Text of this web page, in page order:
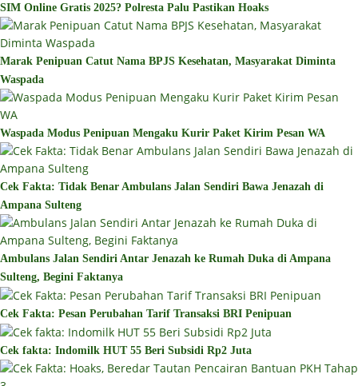
SIM Online Gratis 2025? Polresta Palu Pastikan Hoaks
Marak Penipuan Catut Nama BPJS Kesehatan, Masyarakat Diminta
Waspada
Waspada Modus Penipuan Mengaku Kurir Paket Kirim Pesan WA
Cek Fakta: Tidak Benar Ambulans Jalan Sendiri Bawa Jenazah di
Ampana Sulteng
Ambulans Jalan Sendiri Antar Jenazah ke Rumah Duka di Ampana
Sulteng, Begini Faktanya
Cek Fakta: Pesan Perubahan Tarif Transaksi BRI Penipuan
Cek fakta: Indomilk HUT 55 Beri Subsidi Rp2 Juta